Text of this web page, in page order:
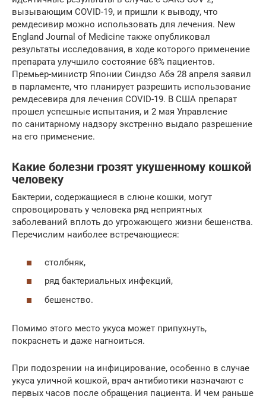
вызывающим COVID-19, и пришли к выводу, что
ремдесивир можно использовать для лечения. New
England Journal of Medicine также опубликовал
результаты исследования, в ходе которого применение
препарата улучшило состояние 68% пациентов.
Премьер-министр Японии Синдзо Абэ 28 апреля заявил
в парламенте, что планирует разрешить использование
ремдесевира для лечения COVID-19. В США препарат
прошел успешные испытания, и 2 мая Управление
по санитарному надзору экстренно выдало разрешение
на его применение.
Какие болезни грозят укушенному кошкой
человеку
Бактерии, содержащиеся в слюне кошки, могут
спровоцировать у человека ряд неприятных
заболеваний вплоть до угрожающего жизни бешенства.
Перечислим наиболее встречающиеся:
столбняк,
ряд бактериальных инфекций,
бешенство.
Помимо этого место укуса может припухнуть,
покраснеть и даже нагноиться.
При подозрении на инфицирование, особенно в случае
укуса уличной кошкой, врач антибиотики назначают с
первых часов после обращения пациента. И чем раньше